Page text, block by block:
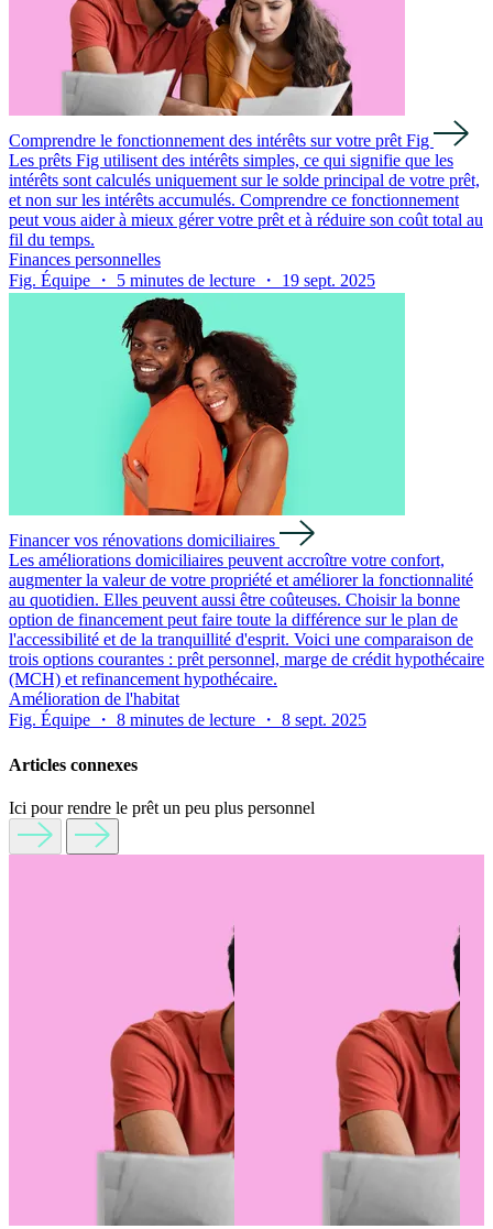
Comprendre le fonctionnement des intérêts sur votre prêt Fig
Les prêts Fig utilisent des intérêts simples, ce qui signifie que les
intérêts sont calculés uniquement sur le solde principal de votre prêt,
et non sur les intérêts accumulés. Comprendre ce fonctionnement
peut vous aider à mieux gérer votre prêt et à réduire son coût total au
fil du temps.
Finances personnelles
Fig. Équipe ・ 5 minutes de lecture ・ 19 sept. 2025
Financer vos rénovations domiciliaires
Les améliorations domiciliaires peuvent accroître votre confort,
augmenter la valeur de votre propriété et améliorer la fonctionnalité
au quotidien. Elles peuvent aussi être coûteuses. Choisir la bonne
option de financement peut faire toute la différence sur le plan de
l'accessibilité et de la tranquillité d'esprit. Voici une comparaison de
trois options courantes : prêt personnel, marge de crédit hypothécaire
(MCH) et refinancement hypothécaire.
Amélioration de l'habitat
Fig. Équipe ・ 8 minutes de lecture ・ 8 sept. 2025
Articles connexes
Ici pour rendre le prêt un peu plus personnel